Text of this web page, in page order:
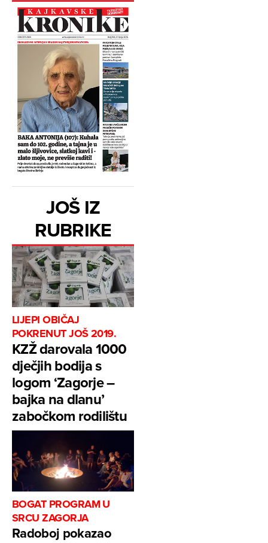
JOŠ IZ
RUBRIKE
LIJEPI OBIČAJ
POKRENUT JOŠ 2019.
KZŽ darovala 1000
dječjih bodija s
logom ‘Zagorje –
bajka na dlanu’
zabočkom rodilištu
BOGAT PROGRAM U
SRCU ZAGORJA
Radoboj pokazao